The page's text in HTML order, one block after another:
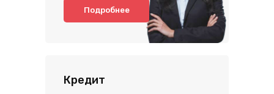
Подробнее
Кредит